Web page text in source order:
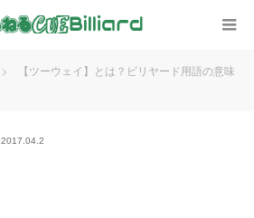
【ツーウェイ】とは？ビリヤード用語の意味
2017.04.2